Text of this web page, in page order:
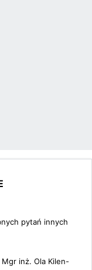
pytań innych
Mgr inż. Ola Kilen-